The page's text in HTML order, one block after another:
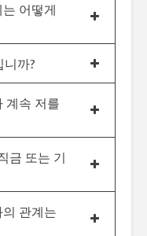
어떻게
니까?
계속 저를
금 또는 기
관계는